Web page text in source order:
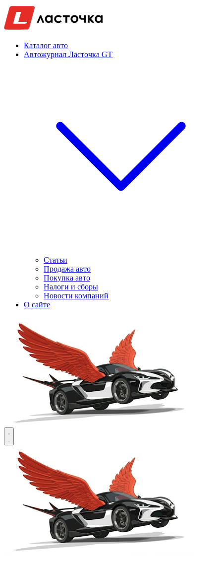
Каталог авто
Автожурнал Ласточка GT
Статьи
Продажа авто
Покупка авто
Налоги и сборы
Новости компаний
О сайте